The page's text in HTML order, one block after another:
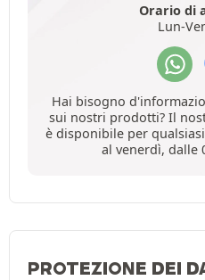
Orario di
Lun-
Hai bisogno
sui nostri prodotti? Il
è disponibile per
al venerdì, dalle
PROTEZIONE DEI